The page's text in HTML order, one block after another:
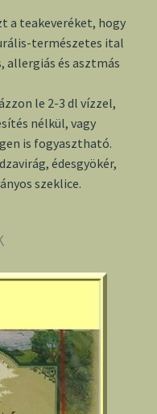
a teakeveréket, hogy
természetes ital
allergiás és asztmás
le 2-3 dl vízzel,
nélkül, vagy
is fogyasztható.
édesgyökér,
szeklice.